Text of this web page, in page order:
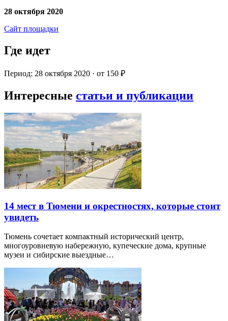
28 октября 2020
Сайт площадки
Где идет
Период: 28 октября 2020 · от 150 ₽
Интересные статьи и публикации
14 мест в Тюмени и окрестностях, которые стоит
увидеть
Тюмень сочетает компактный исторический центр,
многоуровневую набережную, купеческие дома, крупные
музеи и сибирские выездные…